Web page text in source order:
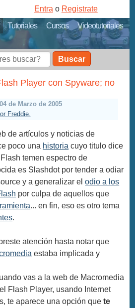
Tutoriales Cursos
Videotutoriales
Entra o Registrate
Buscar
Player con Spyware; no
de Marzo de 2005
Freddie.
de artículos y noticias de
poco una historia cuyo titulo dice
temen espectro de
es Slashdot por tender a odiar
y a generalizar elodio a los
por culpa de aquellos que
... en fin, eso es otro tema
.
atención hasta notar que
estaba implicada y
vas a la web de Macromedia
el Flash Player, usando Internet
te aparece una opción quete